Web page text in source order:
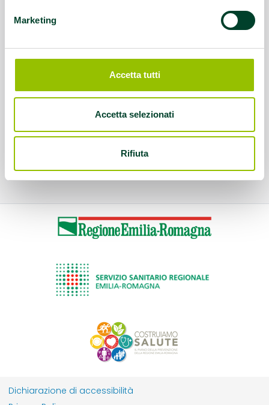
Marketing
Accetta tutti
Accetta selezionati
Rifiuta
Dichiarazione di accessibilità